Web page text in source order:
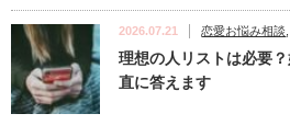
2026.07.21 恋愛お悩み相談
理想の人リストは必要
直に答えます